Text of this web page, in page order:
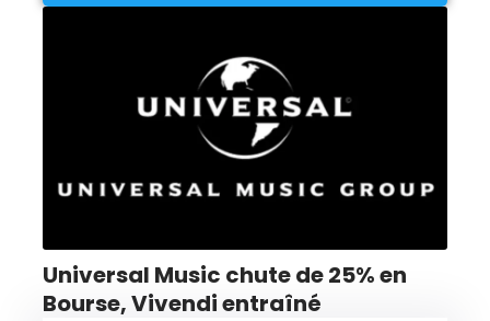
Universal Music chute de 25% en
Bourse, Vivendi entraîné